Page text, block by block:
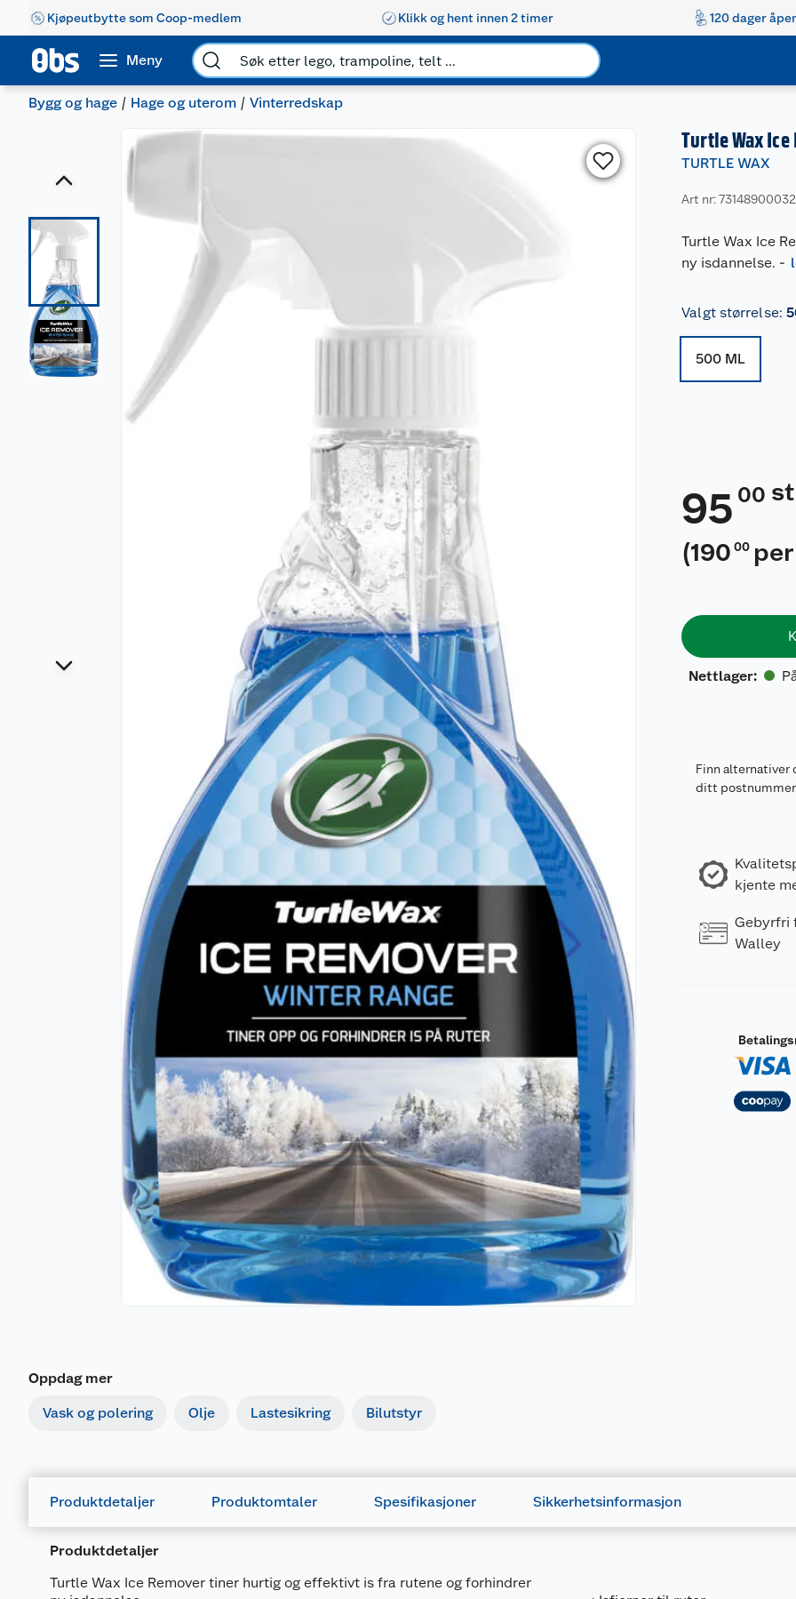
Kjøpeutbytte som Coop-medlem Klikk og hent innen 2 timer 120 dager
Meny
Bygg og hage Hage og uterom Vinterredskap
Oppdag mer
Vask og polering Olje Lastesikring Bilutstyr
Turtle Wax Ice
TURTLE WAX
Art nr:
Turtle Wax Ice
ny isdannelse. -
Valgt størrelse:
500 ML
95 00
(190 00
Nettlager:
Finn alternativer
ditt postnummer
kjente
Gebyrfri
Walley
Produktdetaljer Produktomtaler Spesifikasjoner Sikkerhetsinformasjon
Produktdetaljer
Turtle Wax Ice Remover tiner hurtig og effektivt is fra rutene og forhindrer